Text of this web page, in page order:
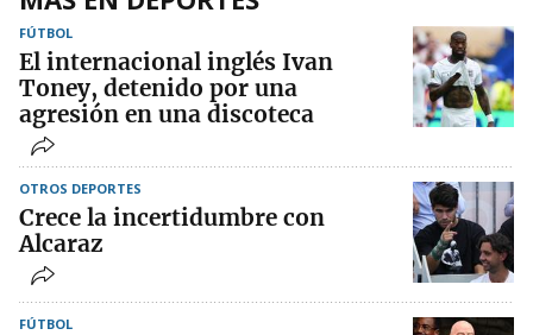
FÚTBOL
El internacional inglés Ivan
Toney, detenido por una
agresión en una discoteca
OTROS DEPORTES
Crece la incertidumbre con
Alcaraz
FÚTBOL